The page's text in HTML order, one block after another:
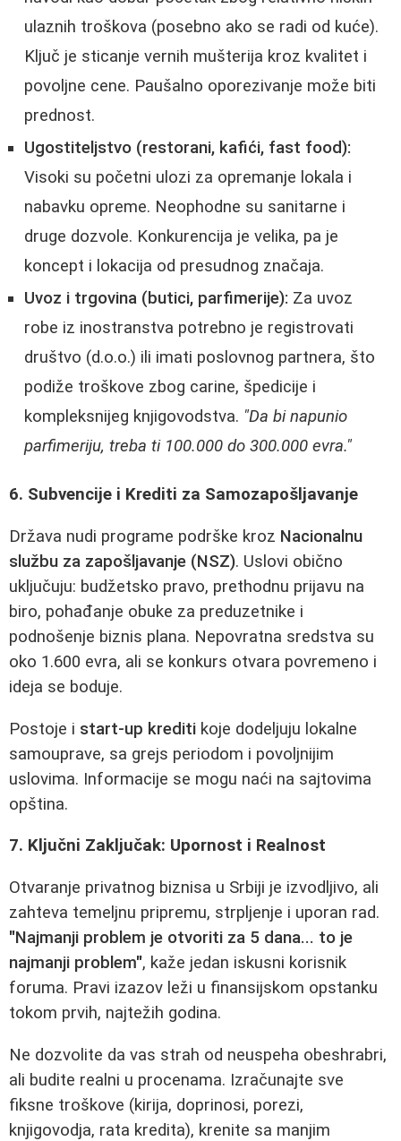
ulaznih troškova (posebno ako se radi od kuće).
Ključ je sticanje vernih mušterija kroz kvalitet i
povoljne cene. Paušalno oporezivanje može biti
prednost.
Ugostiteljstvo (restorani, kafići, fast food):
Visoki su početni ulozi za opremanje lokala i
nabavku opreme. Neophodne su sanitarne i
druge dozvole. Konkurencija je velika, pa je
koncept i lokacija od presudnog značaja.
Uvoz i trgovina (butici, parfimerije): Za uvoz
robe iz inostranstva potrebno je registrovati
društvo (d.o.o.) ili imati poslovnog partnera, što
podiže troškove zbog carine, špedicije i
kompleksnijeg knjigovodstva. "Da bi napunio
parfimeriju, treba ti 100.000 do 300.000 evra."
6. Subvencije i Krediti za Samozapošljavanje
Država nudi programe podrške kroz Nacionalnu
službu za zapošljavanje (NSZ). Uslovi obično
uključuju: budžetsko pravo, prethodnu prijavu na
biro, pohađanje obuke za preduzetnike i
podnošenje biznis plana. Nepovratna sredstva su
oko 1.600 evra, ali se konkurs otvara povremeno i
ideja se boduje.
Postoje i start-up krediti koje dodeljuju lokalne
samouprave, sa grejs periodom i povoljnijim
uslovima. Informacije se mogu naći na sajtovima
opština.
7. Ključni Zaključak: Upornost i Realnost
Otvaranje privatnog biznisa u Srbiji je izvodljivo, ali
zahteva temeljnu pripremu, strpljenje i uporan rad.
"Najmanji problem je otvoriti za 5 dana... to je
najmanji problem", kaže jedan iskusni korisnik
foruma. Pravi izazov leži u finansijskom opstanku
tokom prvih, najtežih godina.
Ne dozvolite da vas strah od neuspeha obeshrabri,
ali budite realni u procenama. Izračunajte sve
fiksne troškove (kirija, doprinosi, porezi,
knjigovodja, rata kredita), krenite sa manjim